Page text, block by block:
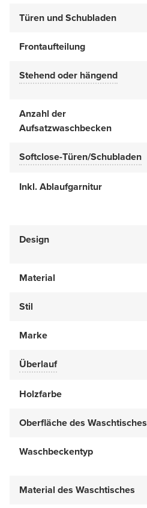
Türen und Schubladen
Frontaufteilung
Stehend oder hängend
Anzahl der
Aufsatzwaschbecken
Softclose-Türen/Schubladen
Inkl. Ablaufgarnitur
Design
Material
Stil
Marke
Überlauf
Holzfarbe
Oberfläche des Waschtisches
Waschbeckentyp
Material des Waschtisches